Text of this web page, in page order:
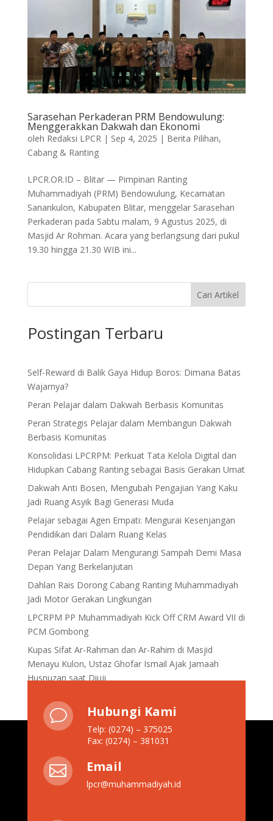
Sarasehan Perkaderan PRM Bendowulung:
Menggerakkan Dakwah dan Ekonomi
oleh Redaksi LPCR| Sep 4, 2025 | Berita Pilihan,
Cabang & Ranting
LPCR.OR.ID – Blitar — Pimpinan Ranting
Muhammadiyah (PRM) Bendowulung, Kecamatan
Sanankulon, Kabupaten Blitar, menggelar Sarasehan
Perkaderan pada Sabtu malam, 9 Agustus 2025, di
Masjid Ar Rohman. Acara yang berlangsung dari pukul
19.30 hingga 21.30 WIB ini...
Cari Artikel
Postingan Terbaru
Self-Reward di Balik Gaya Hidup Boros: Dimana Batas
Wajarnya?
Peran Pelajar dalam Dakwah Berbasis Komunitas
Peran Strategis Pelajar dalam Membangun Dakwah
Berbasis Komunitas
Konsolidasi LPCRPM: Perkuat Tata Kelola Digital dan
Hidupkan Cabang Ranting sebagai Basis Gerakan Umat
Dakwah Anti Bosen, Mengubah Pengajian Yang Kaku
Jadi Ruang Asyik Bagi Generasi Muda
Pelajar sebagai Agen Empati: Mengurai Kesenjangan
Pendidikan dari Dalam Ruang Kelas
Peran Pelajar Dalam Mengurangi Sampah Demi Masa
Depan Yang Berkelanjutan
Dahlan Rais Dorong Cabang Ranting Muhammadiyah
Jadi Motor Gerakan Lingkungan
LPCRPM PP Muhammadiyah Kick Off CRM Award VII di
PCM Gombong
Kupas Sifat Ar-Rahman dan Ar-Rahim di Masjid
Menayu Kulon, Ustaz Ghofar Ismail Ajak Jamaah
Husnuzan saat Diuji
v Hubungi Kami
Telp: (0274) – 375025
Fax: (0274) – 381031
 Email
lpcr@muhammadiyah.id